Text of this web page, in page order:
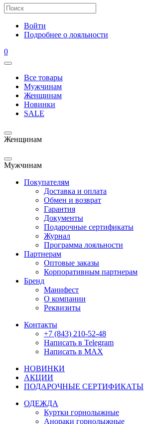
Войти
Подробнее о лояльности
0
Все товары
Мужчинам
Женщинам
Новинки
SALE
Женщинам
Мужчинам
Покупателям
Доставка и оплата
Обмен и возврат
Гарантия
Документы
Подарочные сертификаты
Журнал
Программа лояльности
Партнерам
Оптовые заказы
Корпоративным партнерам
Бренд
Манифест
О компании
Реквизиты
Контакты
+7 (843) 210-52-48
Написать в Telegram
Написать в MAX
НОВИНКИ
АКЦИИ
ПОДАРОЧНЫЕ СЕРТИФИКАТЫ
ОДЕЖДА
Куртки горнолыжные
Анораки горнолыжные